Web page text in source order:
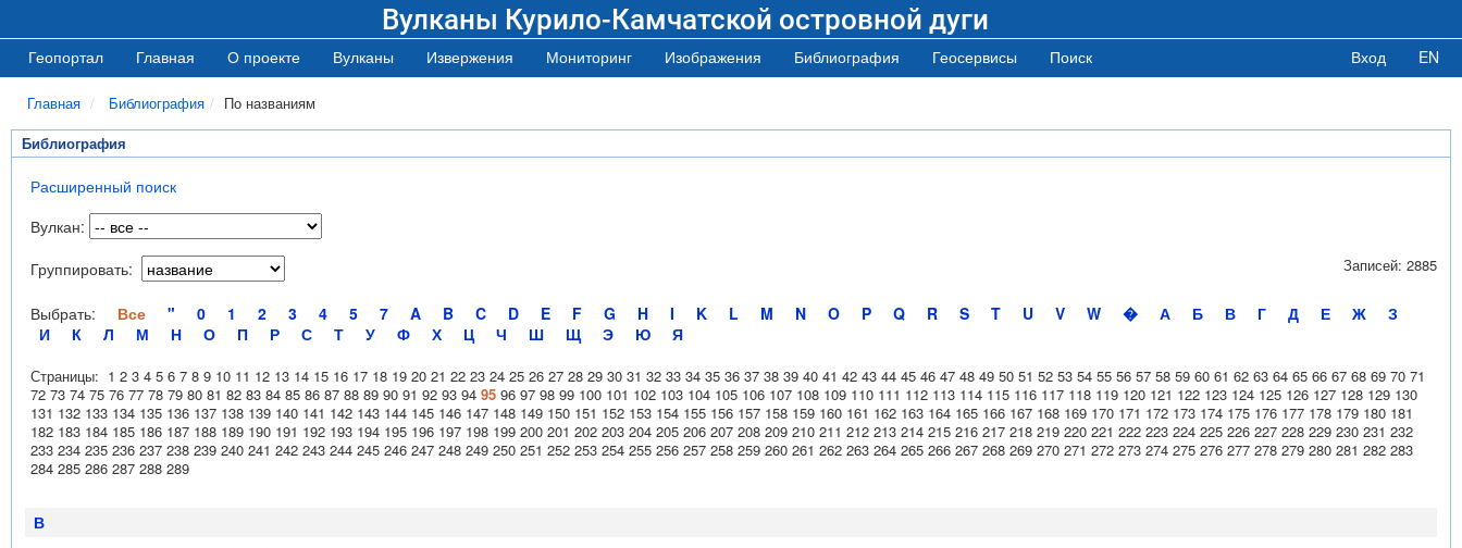
Вулканы Курило-Камчатской островной дуги
Геопортал Главная О проекте Вулканы Извержения Мониторинг Изображения Библиография Геосервисы Поиск Вход EN
Главная Библиография По названиям
Библиография
Расширенный поиск
Вулкан:
Группировать:
Выбрать: Все " 0 1 2 3 4 5 7 A B C D E F G H I K L M N O P Q R S T U V W � А Б В Г Д Е Ж
З
И
К Л М Н О П Р С Т У Ф Х Ц Ч Ш Щ Э Ю Я
Записей: 2885
Страницы: 1 2 3 4 5 6 7 8 9 10 11 12 13 14 15 16 17 18 19 20 21 22 23 24 25 26 27 28 29 30 31 32 33 34 35 36 37 38 39 40 41 42 43 44 45 46 47 48 49 50 51 52 53 54 55 56 57 58 59 60 61 62 63 64 65 66 67 68 69 70 71
72 73 74 75 76 77 78 79 80 81 82 83 84 85 86 87 88 89 90 91 92 93 94 95 96 97 98 99 100 101 102 103 104 105 106 107 108 109 110 111 112 113 114 115 116 117 118 119 120 121 122 123 124 125 126 127 128 129 130
131 132 133 134 135 136 137 138 139 140 141 142 143 144 145 146 147 148 149 150 151 152 153 154 155 156 157 158 159 160 161 162 163 164 165 166 167 168 169 170 171 172 173 174 175 176 177 178 179 180 181
182 183 184 185 186 187 188 189 190 191 192 193 194 195 196 197 198 199 200 201 202 203 204 205 206 207 208 209 210 211 212 213 214 215 216 217 218 219 220 221 222 223 224 225 226 227 228 229 230 231 232
233 234 235 236 237 238 239 240 241 242 243 244 245 246 247 248 249 250 251 252 253 254 255 256 257 258 259 260 261 262 263 264 265 266 267 268 269 270 271 272 273 274 275 276 277 278 279 280 281 282 283
284 285 286 287 288 289
В